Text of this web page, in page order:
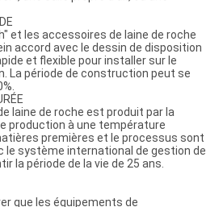
et les accessoires de laine de roche
accord avec le dessin de disposition
et flexible pour installer sur le
La période de construction peut se
laine de roche est produit par la
production à une température
premières et le processus sont
le système international de gestion de
la période de la vie de 25 ans.
que les équipements de